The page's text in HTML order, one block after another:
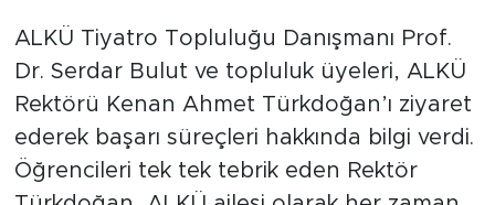
ALKÜ Tiyatro Topluluğu Danışmanı Prof.
Dr. Serdar Bulut ve topluluk üyeleri, ALKÜ
Rektörü Kenan Ahmet Türkdoğan’ı ziyaret
ederek başarı süreçleri hakkında bilgi verdi.
Öğrencileri tek tek tebrik eden Rektör